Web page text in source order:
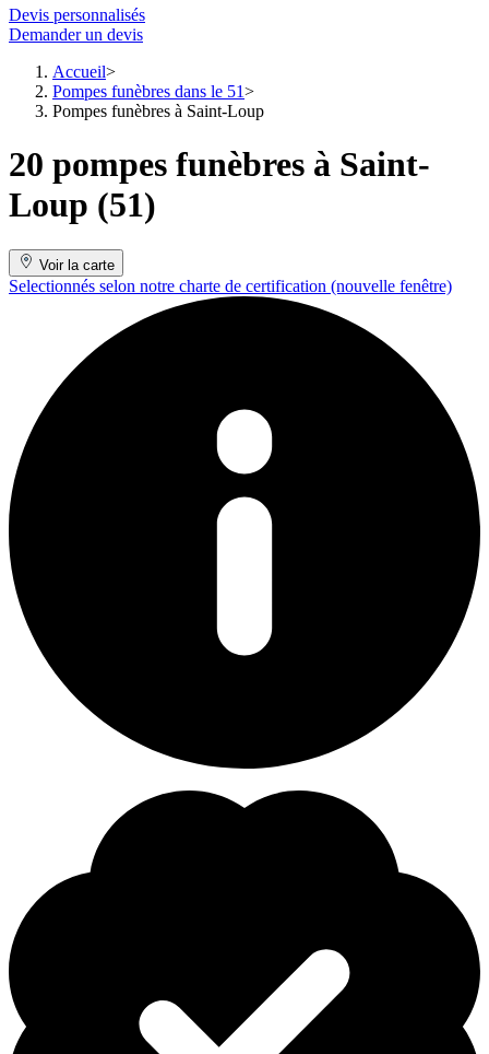
Devis personnalisés
Demander un devis
Accueil
Pompes funèbres dans le 51
Pompes funèbres à Saint-Loup
20 pompes funèbres à Saint-
Loup (51)
Voir la carte
Selectionnés selon notre charte de certification (nouvelle fenêtre)